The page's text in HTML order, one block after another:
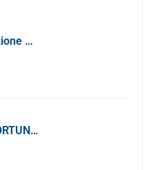
Seconda Edizione Di MANGIA. DONA. AMA: Quando La Gastronomia Incontra La Solidarietà, 11 Settembre 2026
NUOVA OPPORTUNITÀ DI BUSINESS PER I SOCI DI CONFINDUSTRIA SERBIA: Affitasi Un Moderno Capannone Industriale A Pančevo – 1.200 M² Nella Zona Industriale